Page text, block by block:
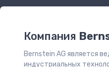
Компания
Bernstein AG является
индустриальных